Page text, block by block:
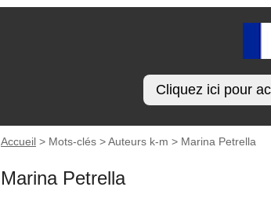
Cliquez ici pour
Accueil > Mots-clés > Auteurs k-m > Marina Petrella
Marina Petrella